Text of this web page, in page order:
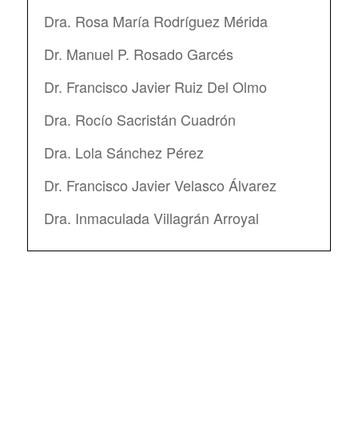
Dra. Rosa María Rodríguez Mérida
Dr. Manuel P. Rosado Garcés
Dr. Francisco Javier Ruiz Del Olmo
Dra. Rocío Sacristán Cuadrón
Dra. Lola Sánchez Pérez
Dr. Francisco Javier Velasco Álvarez
Dra. Inmaculada Villagrán Arroyal